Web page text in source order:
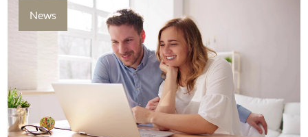
News